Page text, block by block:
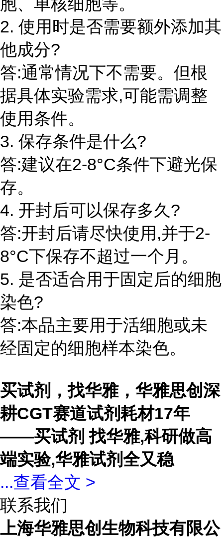
2. 使用时是否需要额外添加其
他成分?
答:通常情况下不需要。但根
据具体实验需求,可能需调整
使用条件。
3. 保存条件是什么?
答:建议在2-8°C条件下避光保
存。
4. 开封后可以保存多久?
答:开封后请尽快使用,并于2-
8°C下保存不超过一个月。
5. 是否适合用于固定后的细胞
染色?
答:本品主要用于活细胞或未
经固定的细胞样本染色。
买试剂，找华雅，华雅思创深
耕CGT赛道试剂耗材17年
——买试剂 找华雅,科研做高
端实验,华雅试剂全又稳
...查看全文 >
联系我们
上海华雅思创生物科技有限公